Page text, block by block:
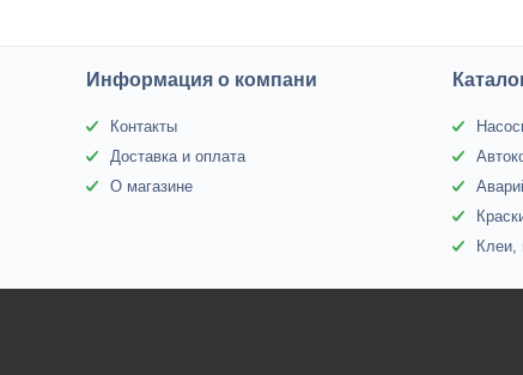
Информация о компани
Контакты
Доставка и оплата
О магазине
Клеи,